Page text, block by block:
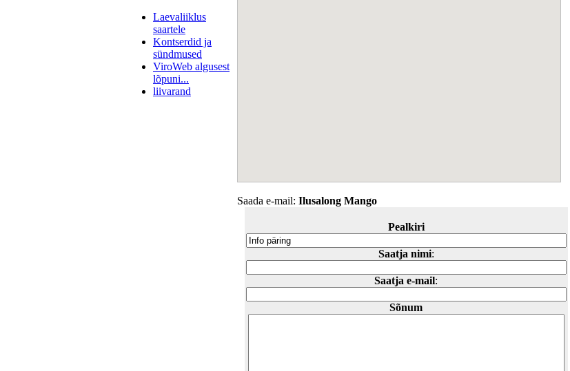
Laevaliiklus
saartele
Kontserdid ja
sündmused
ViroWeb algusest
lõpuni...
liivarand
Saada e-mail: Ilusalong Mango
Pealkiri
Saatja nimi:
Saatja e-mail:
Sõnum